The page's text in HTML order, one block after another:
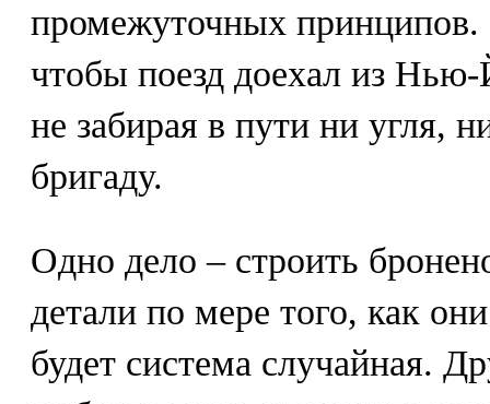
промежуточных принципов.
чтобы поезд доехал из
не забирая в пути ни угля,
бригаду.
Одно дело – строить
детали по мере того, как
будет система случайная.